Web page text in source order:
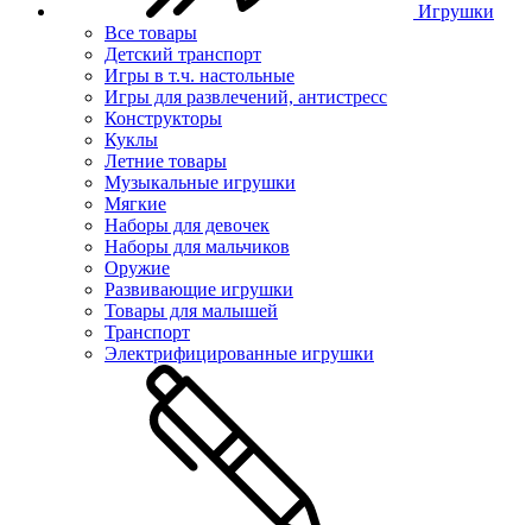
Игрушки
Все товары
Детский транспорт
Игры в т.ч. настольные
Игры для развлечений, антистресс
Конструкторы
Куклы
Летние товары
Музыкальные игрушки
Мягкие
Наборы для девочек
Наборы для мальчиков
Оружие
Развивающие игрушки
Товары для малышей
Транспорт
Электрифицированные игрушки